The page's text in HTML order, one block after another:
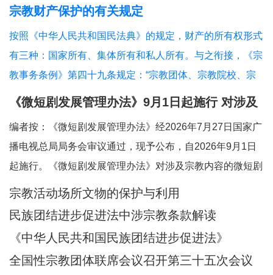
宗教财产保护的有关规定
按照《中华人民共和国民法典》的规定，财产的所有权形式
有三种：国家所有、集体所有和私人所有。与之衔接，《宗
教事务条例》第四十九条规定：“宗教团体、宗教院校、宗
教活动场所对依法占有的属于国家、集体所有的财产，依照
有所有权或者其他财产权利。”对现行法律法
《微短剧发展管理办法》9月1日起施行 对涉及
编者按：《微短剧发展管理办法》经2026年7月27日国家广
播电视总局局务会审议通过，现予公布，自2026年9月1日
起施行。《微短剧发展管理办法》对涉及宗教内容的微短剧
作出规定。其中，第五条规定，一类微短剧是指投资额度较
民族、宗教、司法、公安等内容的特殊题材的微短
宗教活动场所文物的保护与利用
民族团结进步促进法中涉宗教条款解读
《中华人民共和国民族团结进步促进法》
全国性宗教团体联席会议召开第三十五次会议